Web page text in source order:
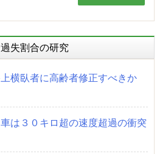
失割合の研究
横臥者に高齢者修正すべきか
は３０キロ超の速度超過の衝突